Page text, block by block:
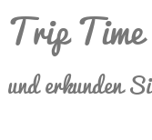
Trip Time
und erkunden